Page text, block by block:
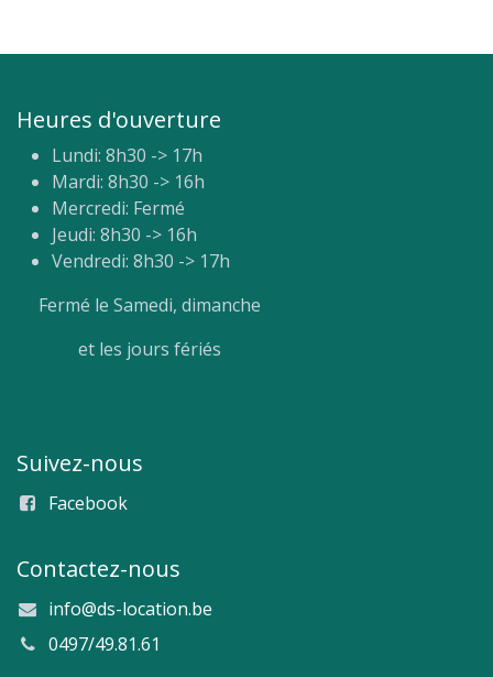
Heures d'ouverture
Lundi: 8h30 -> 17h
Mardi: 8h30 -> 16h
Mercredi: Fermé
Jeudi: 8h30 -> 16h
Vendredi: 8h30 -> 17h
Fermé le Samedi, dimanche
et les jours fériés
Suivez-nous
Facebook
Contactez-nous
info@ds-location.be
0497/49.81.61